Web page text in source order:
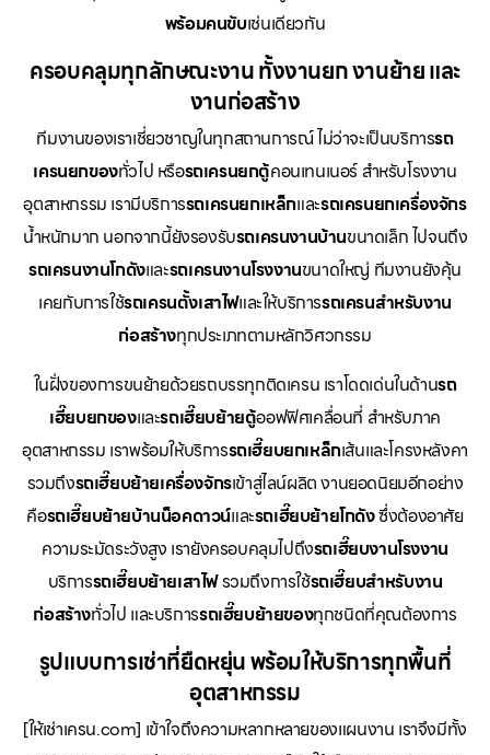
พร้อมคนขับเช่นเดียวกัน
ครอบคลุมทุกลักษณะงาน ทั้งงานยก งานย้าย และ
งานก่อสร้าง
ทีมงานของเราเชี่ยวชาญในทุกสถานการณ์ ไม่ว่าจะเป็นบริการรถ
เครนยกของทั่วไป หรือรถเครนยกตู้คอนเทนเนอร์ สำหรับโรงงาน
อุตสาหกรรม เรามีบริการรถเครนยกเหล็กและรถเครนยกเครื่องจักร
น้ำหนักมาก นอกจากนี้ยังรองรับรถเครนงานบ้านขนาดเล็ก ไปจนถึง
รถเครนงานโกดังและรถเครนงานโรงงานขนาดใหญ่ ทีมงานยังคุ้น
เคยกับการใช้รถเครนตั้งเสาไฟและให้บริการรถเครนสำหรับงาน
ก่อสร้างทุกประเภทตามหลักวิศวกรรม
ในฝั่งของการขนย้ายด้วยรถบรรทุกติดเครน เราโดดเด่นในด้านรถ
เฮี๊ยบยกของและรถเฮี๊ยบย้ายตู้ออฟฟิศเคลื่อนที่ สำหรับภาค
อุตสาหกรรม เราพร้อมให้บริการรถเฮี๊ยบยกเหล็กเส้นและโครงหลังคา
รวมถึงรถเฮี๊ยบย้ายเครื่องจักรเข้าสู่ไลน์ผลิต งานยอดนิยมอีกอย่าง
คือรถเฮี๊ยบย้ายบ้านน็อคดาวน์และรถเฮี๊ยบย้ายโกดังซึ่งต้องอาศัย
ความระมัดระวังสูง เรายังครอบคลุมไปถึงรถเฮี๊ยบงานโรงงาน
บริการรถเฮี๊ยบย้ายเสาไฟรวมถึงการใช้รถเฮี๊ยบสำหรับงาน
ก่อสร้างทั่วไป และบริการรถเฮี๊ยบย้ายของทุกชนิดที่คุณต้องการ
รูปแบบการเช่าที่ยืดหยุ่น พร้อมให้บริการทุกพื้นที่
อุตสาหกรรม
[ให้เช่าเครน.com] เข้าใจถึงความหลากหลายของแผนงาน เราจึงมีทั้ง